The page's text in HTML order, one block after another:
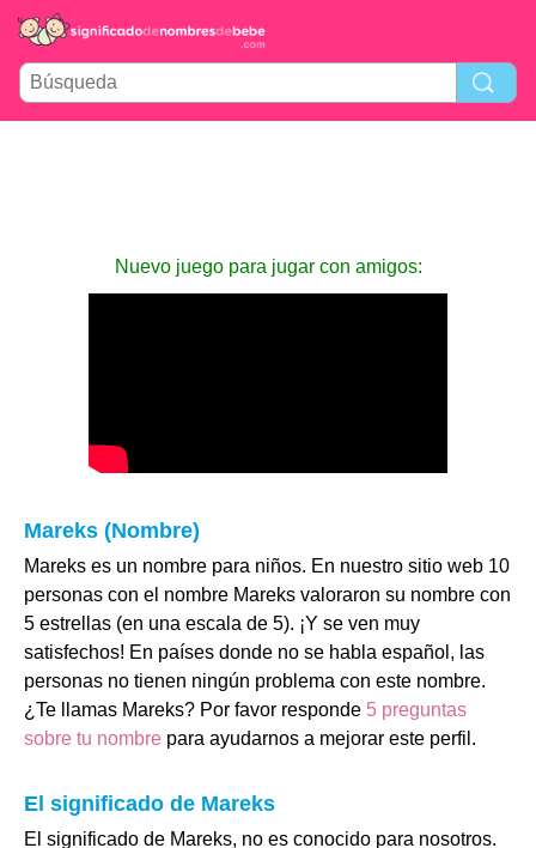
Nuevo juego para jugar con amigos:
Mareks (Nombre)
Mareks es un nombre para niños. En nuestro sitio web 10
personas con el nombre Mareks valoraron su nombre con
5 estrellas (en una escala de 5). ¡Y se ven muy
satisfechos! En países donde no se habla español, las
personas no tienen ningún problema con este nombre.
¿Te llamas Mareks? Por favor responde 5 preguntas
sobre tu nombre para ayudarnos a mejorar este perfil.
El significado de Mareks
El significado de Mareks, no es conocido para nosotros.